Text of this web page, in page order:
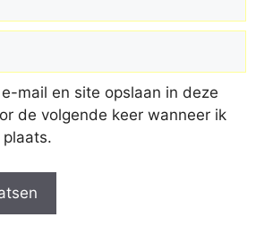
mail en site opslaan in deze
de volgende keer wanneer ik